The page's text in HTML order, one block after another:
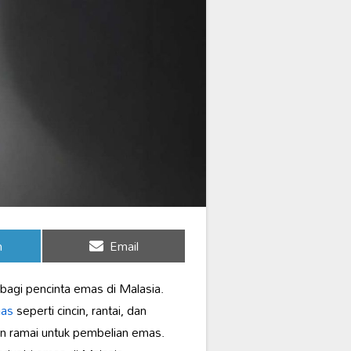
Share
on
Email
bagi pencinta emas di Malasia.
seperti cincin, rantai, dan
ramai untuk pembelian emas.